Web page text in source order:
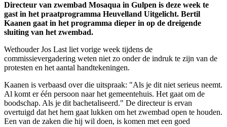
Directeur van zwembad Mosaqua in Gulpen is deze week te
gast in het praatprogramma Heuvelland Uitgelicht. Bertil
Kaanen gaat in het programma dieper in op de dreigende
sluiting van het zwembad.
Wethouder Jos Last liet vorige week tijdens de
commissievergadering weten niet zo onder de indruk te zijn van de
protesten en het aantal handtekeningen.
Kaanen is verbaasd over die uitspraak: "Als je dit niet serieus neemt.
Al komt er één persoon naar het gemeentehuis. Het gaat om de
boodschap. Als je dit bachetaliseerd." De directeur is ervan
overtuigd dat het hem gaat lukken om het zwembad open te houden.
Een van de zaken die hij wil doen, is komen met een goed